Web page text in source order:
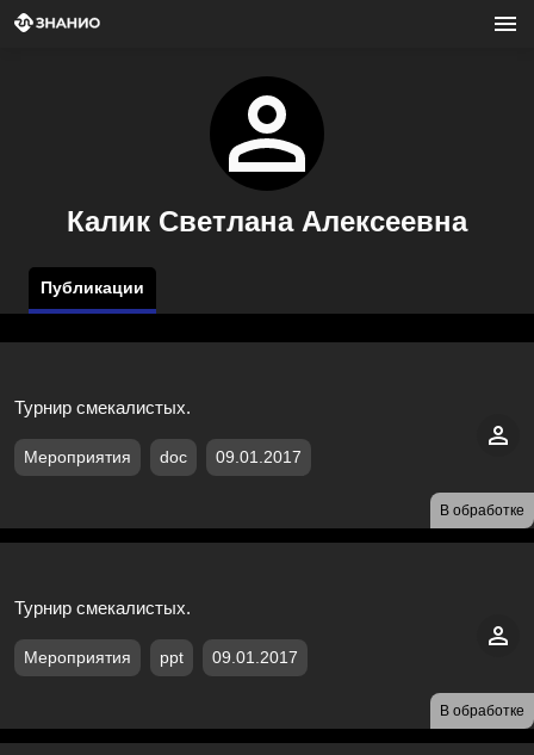
Калик Светлана Алексеевна
Публикации
В обработке
Турнир смекалистых.
Мероприятия doc 09.01.2017
В обработке
Турнир смекалистых.
Мероприятия ppt 09.01.2017